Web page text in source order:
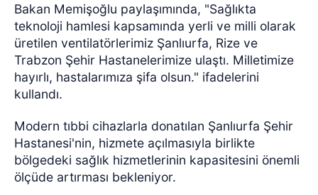
Bakan Memişoğlu paylaşımında, "Sağlıkta
teknoloji hamlesi kapsamında yerli ve milli olarak
üretilen ventilatörlerimiz Şanlıurfa, Rize ve
Trabzon Şehir Hastanelerimize ulaştı. Milletimize
hayırlı, hastalarımıza şifa olsun." ifadelerini
kullandı.
Modern tıbbi cihazlarla donatılan Şanlıurfa Şehir
Hastanesi'nin, hizmete açılmasıyla birlikte
bölgedeki sağlık hizmetlerinin kapasitesini önemli
ölçüde artırması bekleniyor.